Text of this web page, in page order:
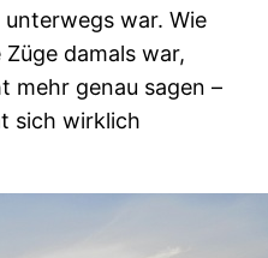
war. Wie
damals war,
mehr genau sagen –
sich wirklich